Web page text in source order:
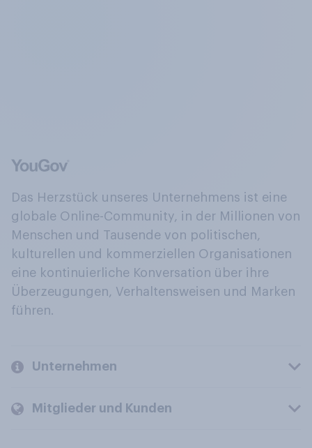
Das Herzstück unseres Unternehmens ist eine
globale Online-Community, in der Millionen von
Menschen und Tausende von politischen,
kulturellen und kommerziellen Organisationen
eine kontinuierliche Konversation über ihre
Überzeugungen, Verhaltensweisen und Marken
führen.
Unternehmen
Mitglieder und Kunden